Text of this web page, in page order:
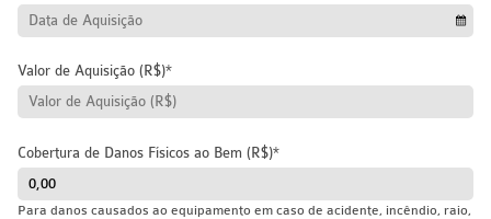
Valor de Aquisição (R$)
Cobertura de Danos Físicos ao Bem (R$)
Para danos causados ao equipamento em caso de acidente, incêndio, raio,